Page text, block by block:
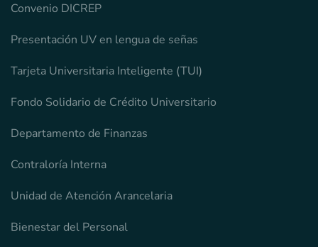
Convenio DICREP
Presentación UV en lengua de señas
Tarjeta Universitaria Inteligente (TUI)
Fondo Solidario de Crédito Universitario
Departamento de Finanzas
Contraloría Interna
Unidad de Atención Arancelaria
Bienestar del Personal